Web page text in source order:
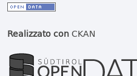
Realizzato conCKAN